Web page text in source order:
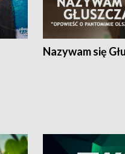
Nazywam się